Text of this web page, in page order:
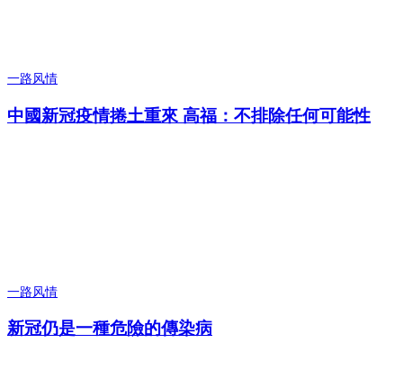
一路风情
中國新冠疫情捲土重來 高福：不排除任何可能性
一路风情
新冠仍是一種危險的傳染病